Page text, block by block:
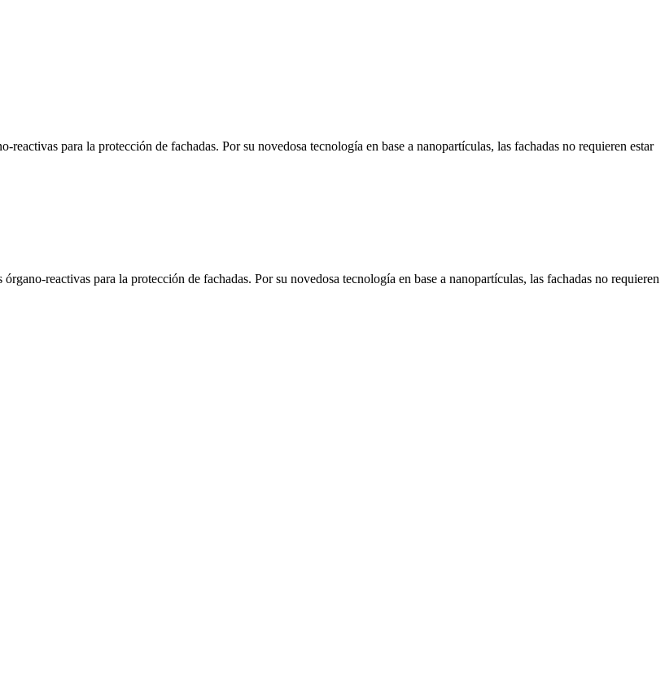
para la protección de fachadas. Por su novedosa tecnología en base a nanopartículas, las fachadas no requieren estar
reactivas para la protección de fachadas. Por su novedosa tecnología en base a nanopartículas, las fachadas no requieren